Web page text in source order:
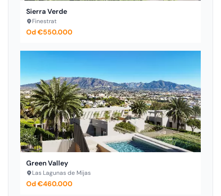
Sierra Verde
Finestrat
Od €550.000
Green Valley
Las Lagunas de Mijas
Od €460.000